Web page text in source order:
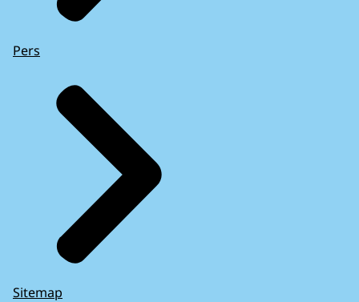
Pers
Sitemap